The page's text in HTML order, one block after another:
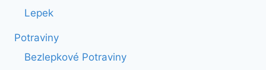
Lepek
Potraviny
Bezlepkové Potraviny